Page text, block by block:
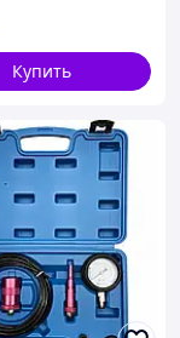
Купить